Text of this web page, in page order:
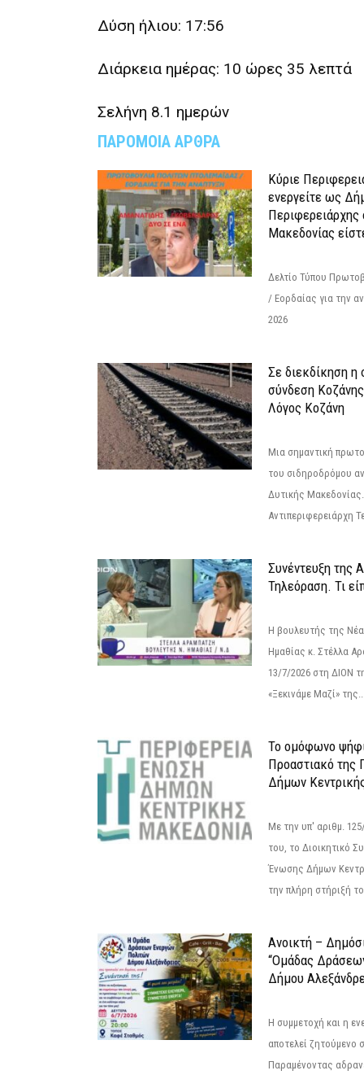
Δύση ήλιου: 17:56
Διάρκεια ημέρας: 10 ώρες 35 λεπτά
Σελήνη 8.1 ημερών
ΠΑΡΟΜΟΙΑ ΑΡΘΡΑ
Κύριε
ενεργείτε ως
Περιφερειάρχης
Μακεδονίας
Δελτίο Τύπου
/ Εορδαίας για την
2026
Σε διεκδίκηση η
σύνδεση
Λόγος Κοζάνη
Μια σημαντική
του σιδηροδρόμου
Δυτικής
Αντιπεριφερειάρχη
Συνέντευξη της
Τηλεόραση. Τι
Η βουλευτής της
Ημαθίας κ. Στέλλα
13/7/2026 στη ΔΙΟΝ
«Ξεκινάμε Μαζί»
Το ομόφωνο
Προαστιακό της
Δήμων
Με την υπ' αριθμ.
του, το Διοικητικό
Ένωσης Δήμων
την πλήρη στήριξή
Ανοικτή –
“Ομάδας
Δήμου
Η συμμετοχή και η
αποτελεί ζητούμενο
Παραμένοντας